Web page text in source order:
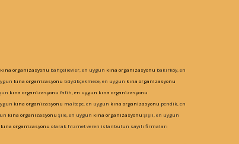
kına organizasyonu bahçelievler, en uygun kına organizasyonu bakırköy, en
kına organizasyonu büyükçekmece, en uygun kına organizasyonu
kına organizasyonu fatih, en uygun kına organizasyonu
kına organizasyonu maltepe, en uygun kına organizasyonu pendik, en
kına organizasyonu şile, en uygun kına organizasyonu şişli, en uygun
kına organizasyonu olarak hizmet veren istanbulun sayılı firmaları